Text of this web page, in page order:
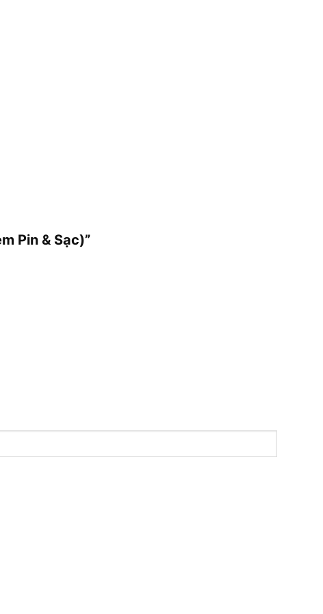
Pin & Sạc)”